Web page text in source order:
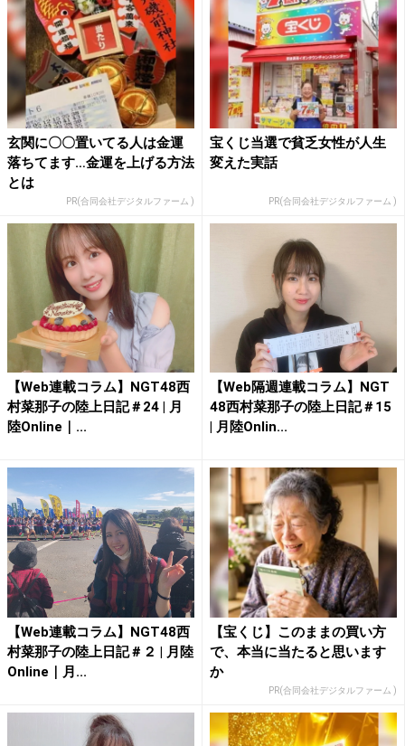
玄関に〇〇置いてる人は金運
落ちてます…金運を上げる方法
とは
PR(合同会社デジタルファーム )
宝くじ当選で貧乏女性が人生
変えた実話
PR(合同会社デジタルファーム )
【Web連載コラム】NGT48西
村菜那子の陸上日記＃24 | 月
陸Online｜...
【Web隔週連載コラム】NGT
48西村菜那子の陸上日記＃15
| 月陸Onlin...
【Web連載コラム】NGT48西
村菜那子の陸上日記＃２ | 月陸
Online｜月...
【宝くじ】このままの買い方
で、本当に当たると思います
か
PR(合同会社デジタルファーム )